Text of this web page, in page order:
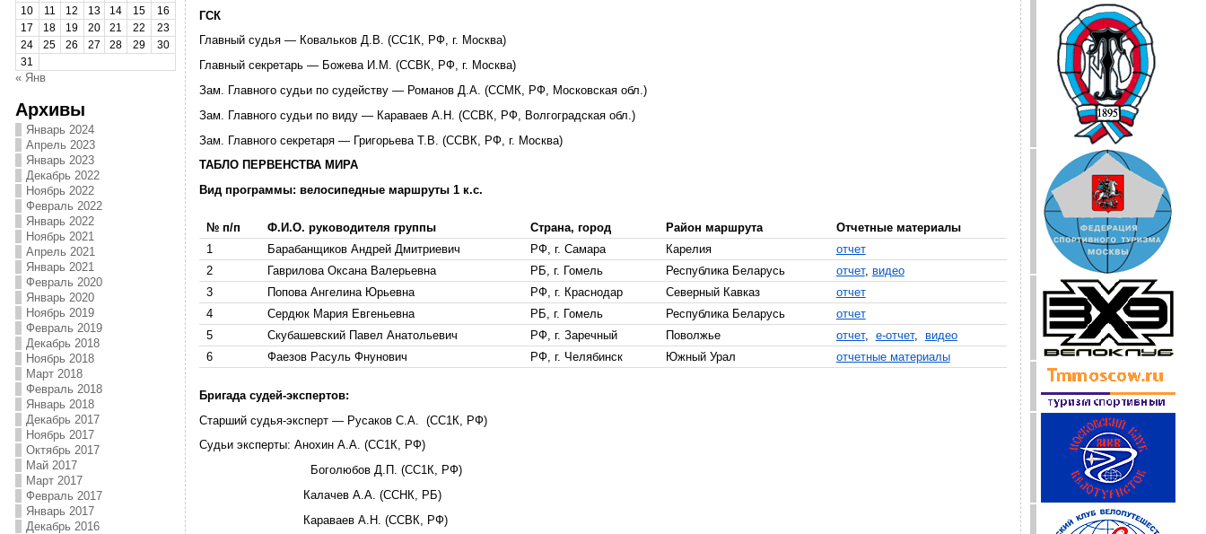
10
11 12 13 14 15
16
17
18 19 20 21 22
23
24
25 26 27 28 29
30
31
« Янв
Архивы
Январь 2024
Апрель 2023
Январь 2023
Декабрь 2022
Ноябрь 2022
Февраль 2022
Январь 2022
Ноябрь 2021
Апрель 2021
Январь 2021
Февраль 2020
Январь 2020
Ноябрь 2019
Февраль 2019
Декабрь 2018
Ноябрь 2018
Март 2018
Февраль 2018
Январь 2018
Декабрь 2017
Ноябрь 2017
Октябрь 2017
Май 2017
Март 2017
Февраль 2017
Январь 2017
Декабрь 2016
ГСК
Главный судья — Ковальков Д.В. (СС1К, РФ, г. Москва)
Главный секретарь — Божева И.М. (ССВК, РФ, г. Москва)
Зам. Главного судьи по судейству — Романов Д.А. (ССМК, РФ, Московская обл.)
Зам. Главного судьи по виду — Караваев А.Н. (ССВК, РФ, Волгоградская обл.)
Зам. Главного секретаря — Григорьева Т.В. (ССВК, РФ, г. Москва)
ТАБЛО ПЕРВЕНСТВА МИРА
Вид программы: велосипедные маршруты 1 к.с.
№ п/п Ф.И.О. руководителя группы Страна, город Район маршрута
Отчетные материалы
1
Барабанщиков Андрей Дмитриевич РФ, г. Самара Карелия
отчет
2
Гаврилова Оксана Валерьевна РБ, г. Гомель Республика Беларусь отчет, видео
3
Попова Ангелина Юрьевна РФ, г. Краснодар Северный Кавказ
отчет
4
Сердюк Мария Евгеньевна РБ, г. Гомель Республика Беларусь
отчет
5
Скубашевский Павел Анатольевич РФ, г. Заречный Поволжье отчет, е-отчет, видео
6
Фаезов Расуль Фнунович РФ, г. Челябинск Южный Урал отчетные материалы
Бригада судей-экспертов:
Старший судья-эксперт — Русаков С.А. (СС1К, РФ)
Судьи эксперты: Анохин А.А. (СС1К, РФ)
Боголюбов Д.П. (СС1К, РФ)
Калачев А.А. (ССНК, РБ)
Караваев А.Н. (ССВК, РФ)